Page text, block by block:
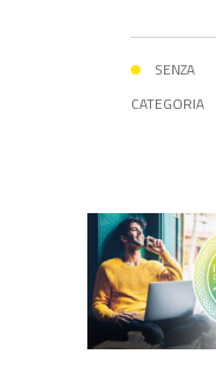
SENZA
CATEGORIA